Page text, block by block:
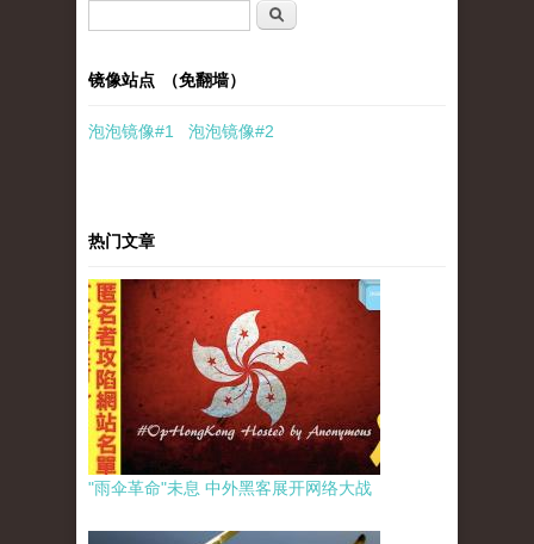
搜索
镜像站点 （免翻墙）
泡泡镜像#1 泡泡镜像#2
热门文章
"雨伞革命"未息 中外黑客展开网络大战